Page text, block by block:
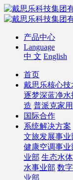
产品中心
Language
中 文 English
首页
戴思乐核心技
逐梦深蓝净水
造 普派克家
国际合作
系统解决方案
文旅发展事业
健康空调事业
业部 生态水
水事业部 数
业部